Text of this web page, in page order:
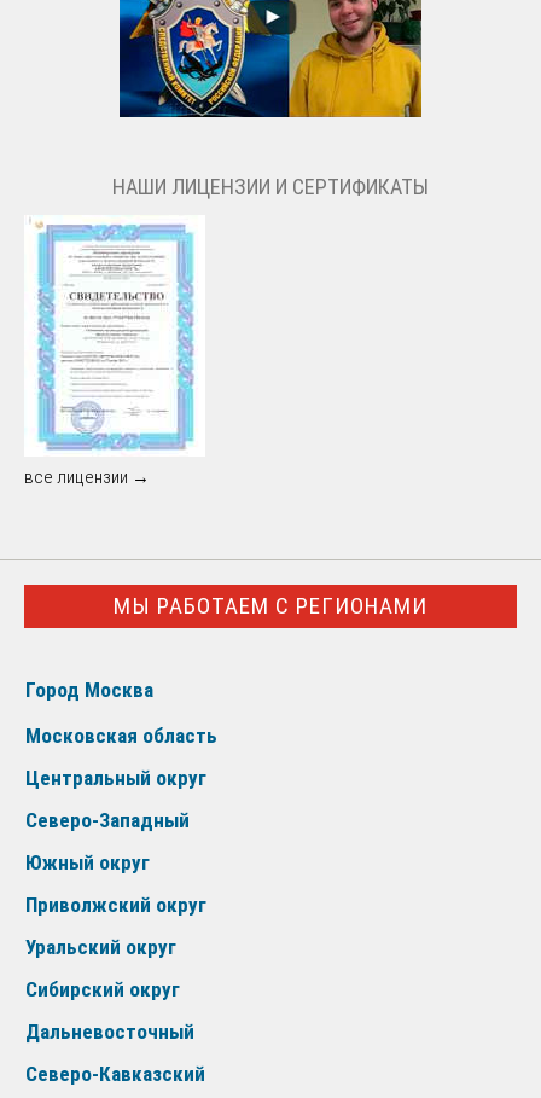
НАШИ ЛИЦЕНЗИИ И СЕРТИФИКАТЫ
все лицензии →
МЫ РАБОТАЕМ С РЕГИОНАМИ
Город Москва
Московская область
Центральный округ
Северо-Западный
Южный округ
Приволжский округ
Уральский округ
Сибирский округ
Дальневосточный
Северо-Кавказский